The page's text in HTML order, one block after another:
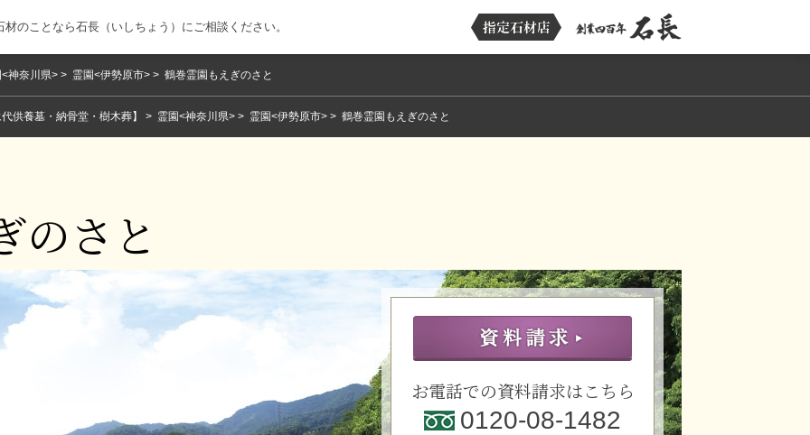
のことなら石長（いしちょう）にご相談ください。
神奈川県> 霊園<伊勢原市> 鶴巻霊園もえぎのさと
供養墓・納骨堂・樹木葬】 霊園<神奈川県> 霊園<伊勢原市> 鶴巻霊園もえぎのさと
のさと
お電話での資料請求はこちら
0120-08-1482